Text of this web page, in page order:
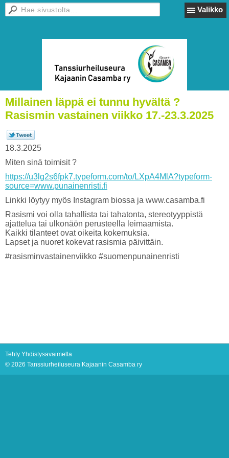
Valikko
Millainen läppä ei tunnu hyvältä ?
Rasismin vastainen viikko 17.-23.3.2025
18.3.2025
Miten sinä toimisit ?
https://u3lg2s6fpk7.typeform.com/to/LXpA4MlA?typeform-
source=www.punainenristi.fi
Linkki löytyy myös Instagram biossa ja www.casamba.fi
Rasismi voi olla tahallista tai tahatonta, stereotyyppistä
ajattelua tai ulkonäön perusteella leimaamista.
Kaikki tilanteet ovat oikeita kokemuksia.
Lapset ja nuoret kokevat rasismia päivittäin.
#rasisminvastainenviikko #suomenpunainenristi
Tehty Yhdistysavaimella
© 2026 Tanssiurheiluseura Kajaanin Casamba ry